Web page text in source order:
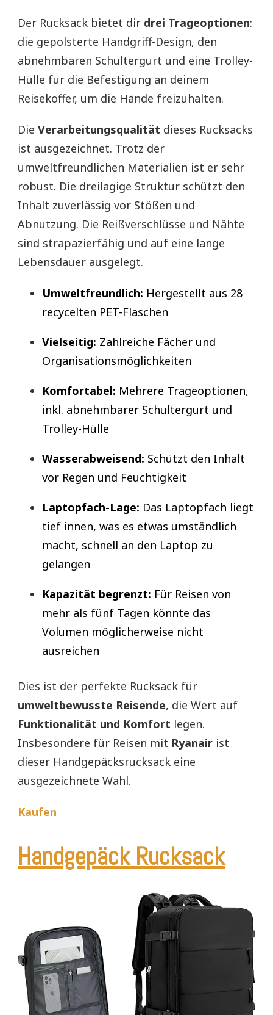
Der Rucksack bietet dir drei Trageoptionen:
die gepolsterte Handgriff-Design, den
abnehmbaren Schultergurt und eine Trolley-
Hülle für die Befestigung an deinem
Reisekoffer, um die Hände freizuhalten.
Die Verarbeitungsqualität dieses Rucksacks
ist ausgezeichnet. Trotz der
umweltfreundlichen Materialien ist er sehr
robust. Die dreilagige Struktur schützt den
Inhalt zuverlässig vor Stößen und
Abnutzung. Die Reißverschlüsse und Nähte
sind strapazierfähig und auf eine lange
Lebensdauer ausgelegt.
Umweltfreundlich: Hergestellt aus 28
recycelten PET-Flaschen
Vielseitig: Zahlreiche Fächer und
Organisationsmöglichkeiten
Komfortabel: Mehrere Trageoptionen,
inkl. abnehmbarer Schultergurt und
Trolley-Hülle
Wasserabweisend: Schützt den Inhalt
vor Regen und Feuchtigkeit
Laptopfach-Lage: Das Laptopfach liegt
tief innen, was es etwas umständlich
macht, schnell an den Laptop zu
gelangen
Kapazität begrenzt: Für Reisen von
mehr als fünf Tagen könnte das
Volumen möglicherweise nicht
ausreichen
Dies ist der perfekte Rucksack für
umweltbewusste Reisende, die Wert auf
Funktionalität und Komfort legen.
Insbesondere für Reisen mit Ryanair ist
dieser Handgepäcksrucksack eine
ausgezeichnete Wahl.
Kaufen
Handgepäck Rucksack